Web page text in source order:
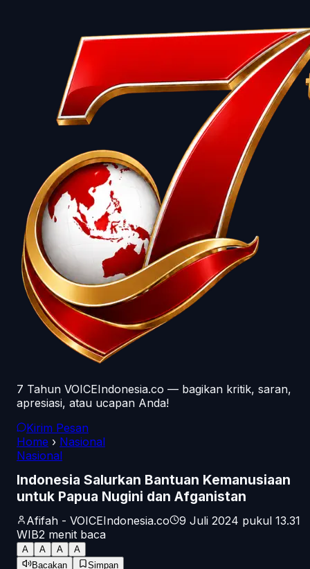
7 Tahun VOICEIndonesia.co — bagikan kritik, saran,
apresiasi, atau ucapan Anda!
Kirim Pesan
Home › Nasional
Nasional
Indonesia Salurkan Bantuan Kemanusiaan
untuk Papua Nugini dan Afganistan
Afifah - VOICEIndonesia.co
9 Juli 2024 pukul 13.31
WIB2 menit baca
A A A
A
Bacakan
Simpan